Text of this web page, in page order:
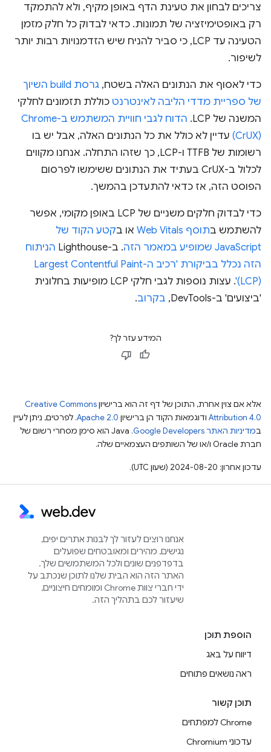
צריכים לבחון את טעינת הדף באופן מקיף, ולא להתמקד
רק באופטימיזציה של תמונות. כדאי לבדוק כל חלק מזמן
הטעינה עד LCP, כי סביר להניח שיש הזדמנויות רבות יותר
לשיפור.
כדי לאסוף את הנתונים האלה בשטח,
גרסת build השיוך
של ספריית מדדי הליבה לאינטרנט כוללת תזמונים לחלקי
המשנה של LCP.
(CrUX)
עדיין לא כולל את כל הנתונים האלה, אבל יש בו
רשומות של TTFB ו-LCP, כך שזהו התחלה. אנחנו מקווים
לכלול ב-CrUX בעתיד את הנתונים ששימשו לפרסום
הפוסט הזה, אז כדאי להתעדכן בהמשך.
כדי לבדוק חלקים משניים של LCP באופן מקומי, אפשר
להשתמש בתוסף Web Vitals או בקטע הקוד של
JavaScript שמופיע במאמר הזה
. ב-Lighthouse
הניתוח
הזה נכלל בביקורת 'רכיב ה-Largest Contentful Paint
(LCP)'
. עצות נוספות לגבי חלקי LCP מופיעות בחלונית
'ביצועים' ב-DevTools,
בקרוב.
המידע עזר לך?
אלא אם צוין אחרת, התוכן של דף זה הוא ברישיוןCreative Commons
Attribution 4.0 ודוגמאות הקוד הן ברישיון Apache 2.0. לפרטים, ניתן לעיין
במדיניות האתר Google Developers‏
.‏ Java הוא סימן מסחרי רשום של
חברת Oracle ו/או של השותפים העצמאיים שלה.
עדכון אחרון: 2024-08-20 (שעון UTC).
אנחנו רוצים לעזור לך לבנות אתרים יפים,
נגישים, מהירים ומאובטחים שפועלים
בדפדפנים שונים ולכל המשתמשים שלך.
האתר הזה הוא הבית שלנו לתוכן שנכתב על
ידי חברי צוות Chrome ומומחים חיצוניים,
שיעזור לכם בתהליך הזה.
הוספת תוכן
דיווח על באג
ראה נושאים פתוחים
תוכן קשור
Chrome למפתחים
עדכוני Chromium